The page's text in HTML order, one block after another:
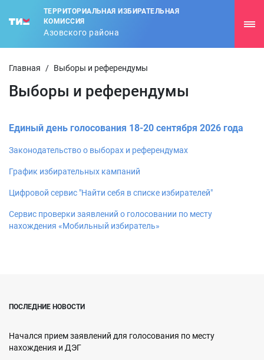
ТЕРРИТОРИАЛЬНАЯ ИЗБИРАТЕЛЬНАЯ
КОМИССИЯ
Азовского района
Главная / Выборы и референдумы
Выборы и референдумы
Единый день голосования 18-20 сентября 2026 года
Законодательство о выборах и референдумах
График избирательных кампаний
Цифровой сервис "Найти себя в списке избирателей"
Сервис проверки заявлений о голосовании по месту
нахождения «Мобильный избиратель»
ПОСЛЕДНИЕ НОВОСТИ
Начался прием заявлений для голосования по месту
нахождения и ДЭГ